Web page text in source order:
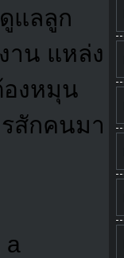
แลลูก
าน แหล่ง
องหมุน
สักคนมา
a